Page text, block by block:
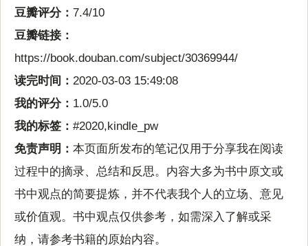
豆瓣评分： 7.4/10
豆瓣链接：
https://book.douban.com/subject/30369944/
读完时间： 2020-03-03 15:49:08
我的评分： 1.0/5.0
我的标签： #2020,kindle_pw
免责声明： 本页面所发布的笔记仅用于分享我在阅读
过程中的摘录、总结和反思。内容大多为书中原文或
书中观点的简要提炼，并不代表我个人的立场、意见
或价值观。书中观点仅供参考，如需深入了解或采
纳，请参考书籍的原始内容。